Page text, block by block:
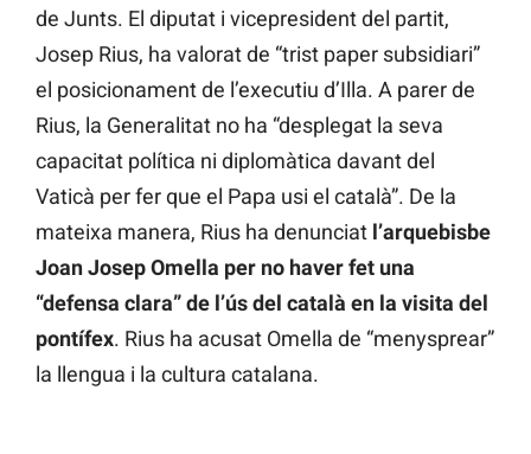
de Junts. El diputat i vicepresident del partit,
Josep Rius, ha valorat de “trist paper subsidiari”
el posicionament de l’executiu d’Illa. A parer de
Rius, la Generalitat no ha “desplegat la seva
capacitat política ni diplomàtica davant del
Vaticà per fer que el Papa usi el català”. De la
mateixa manera, Rius ha denunciat l’arquebisbe
Joan Josep Omella per no haver fet una
“defensa clara” de l’ús del català en la visita del
pontífex. Rius ha acusat Omella de “menysprear”
la llengua i la cultura catalana.